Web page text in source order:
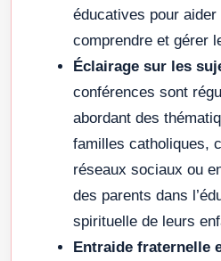
éducatives pour
comprendre et gérer
Éclairage sur les
conférences sont
abordant des
familles catholiques,
réseaux sociaux ou
des parents dans
spirituelle de leurs
Entraide fraternelle